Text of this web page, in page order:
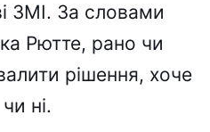
ЗМІ. За словами
Рютте, рано чи
рішення, хоче
ні.